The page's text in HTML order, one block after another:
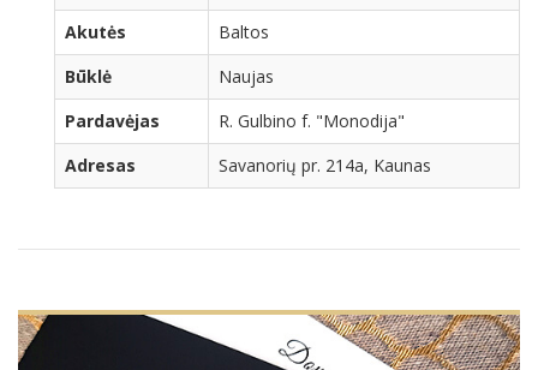
Akutės
Baltos
Būklė
Naujas
Pardavėjas
R. Gulbino f. "Monodija"
Adresas
Savanorių pr. 214a, Kaunas